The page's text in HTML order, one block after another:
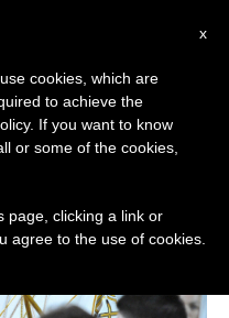
x
cookies, which are
to achieve the
If you want to know
or some of the cookies,
page, clicking a link or
agree to the use of cookies.